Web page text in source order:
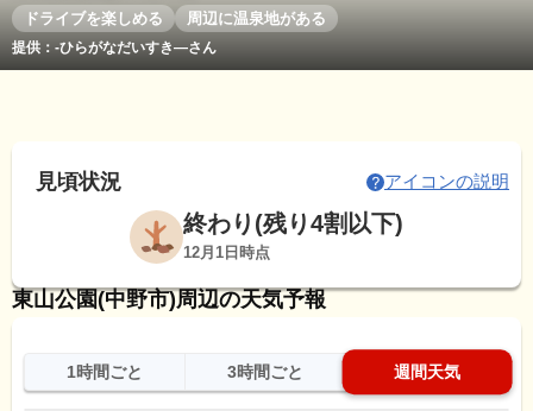
ドライブを楽しめる 周辺に温泉地がある
提供：-ひらがなだいすき―さん
見頃状況 アイコンの説明
終わり(残り4割以下)
12月1日時点
東山公園(中野市)周辺の天気予報
1時間ごと 3時間ごと 週間天気